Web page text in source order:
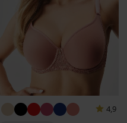
4,9